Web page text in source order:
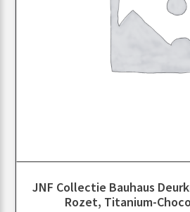
JNF Collectie Bauhaus
Rozet, Titanium-